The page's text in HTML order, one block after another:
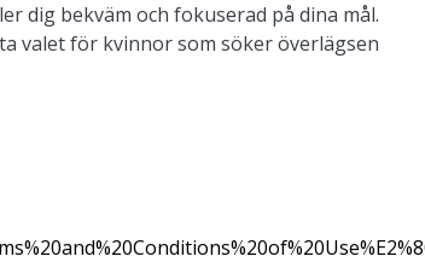
dig bekväm och fokuserad på dina mål.
valet för kvinnor som söker överlägsen